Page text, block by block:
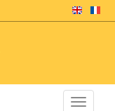
Toggle